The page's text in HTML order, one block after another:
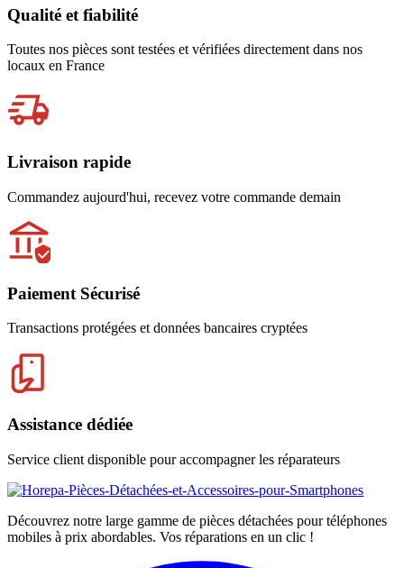
Qualité et fiabilité
Toutes nos pièces sont testées et vérifiées directement dans nos
locaux en France
Livraison rapide
Commandez aujourd'hui, recevez votre commande demain
Paiement Sécurisé
Transactions protégées et données bancaires cryptées
Assistance dédiée
Service client disponible pour accompagner les réparateurs
Découvrez notre large gamme de pièces détachées pour téléphones
mobiles à prix abordables. Vos réparations en un clic !